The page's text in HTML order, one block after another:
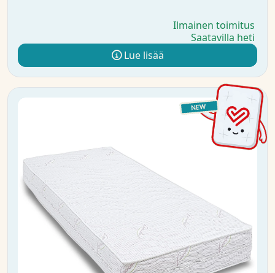
Ilmainen toimitus
Saatavilla heti
Lue lisää